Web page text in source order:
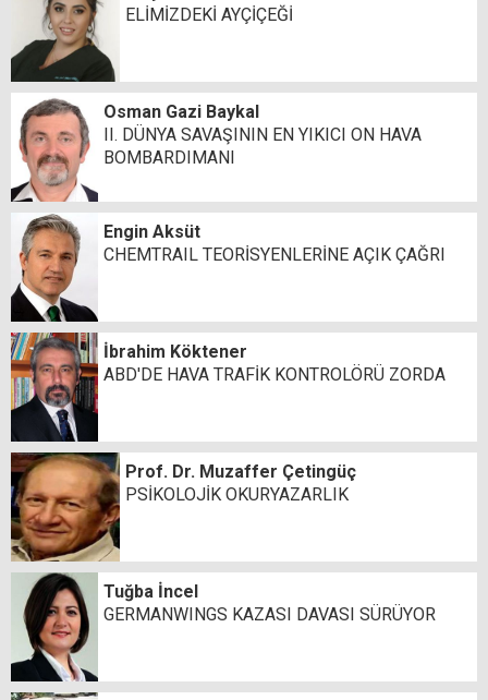
ELİMİZDEKİ AYÇİÇEĞİ
Osman Gazi Baykal
II. DÜNYA SAVAŞININ EN YIKICI ON HAVA
BOMBARDIMANI
Engin Aksüt
CHEMTRAIL TEORİSYENLERİNE AÇIK ÇAĞRI
İbrahim Köktener
ABD'DE HAVA TRAFİK KONTROLÖRÜ ZORDA
Prof. Dr. Muzaffer Çetingüç
PSİKOLOJİK OKURYAZARLIK
Tuğba İncel
GERMANWINGS KAZASI DAVASI SÜRÜYOR